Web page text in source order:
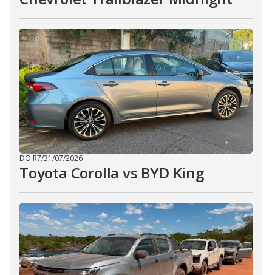
DO R7/31/07/2026
Toyota Corolla vs BYD King